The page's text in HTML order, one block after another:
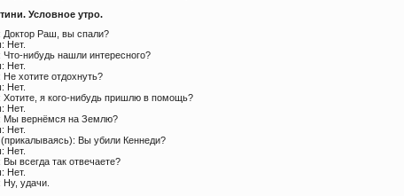
Условное утро.
Доктор Раш, вы спали?
Нет.
Что-нибудь нашли интересного?
Нет.
Не хотите отдохнуть?
Нет.
Хотите, я кого-нибудь пришлю в помощь?
Нет.
Мы вернёмся на Землю?
Нет.
(прикалываясь): Вы убили Кеннеди?
Нет.
Вы всегда так отвечаете?
Нет.
Ну, удачи.